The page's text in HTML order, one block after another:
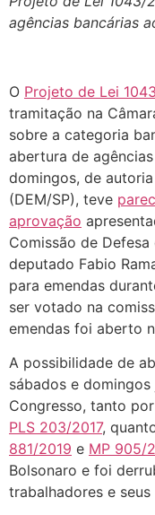
agências bancárias
O Projeto de Lei
tramitação na
sobre a categoria
abertura de
domingos, de
(DEM/SP), teve
aprovação
Comissão de
deputado Fabio
para emendas
ser votado na
emendas foi aberto
A possibilidade de
sábados e
Congresso, tanto
PLS 203/2017,
881/2019 e MP 905/
Bolsonaro e foi
trabalhadores e